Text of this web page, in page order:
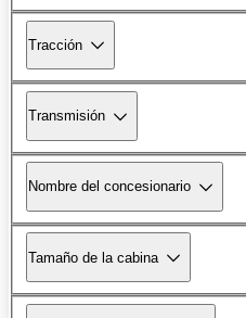
Tracción
Transmisión
Nombre del concesionario
Tamaño de la cabina